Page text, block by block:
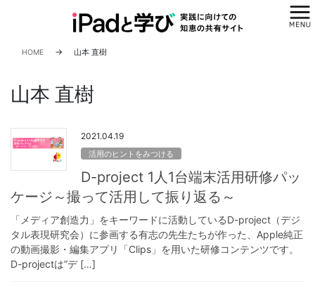
HOME 山本 直樹
山本 直樹
2021.04.19
活用のヒントをみつける
D-project 1人1台端末活用研修パッ
ケージ～撮って活用して振り返る～
「メディア創造力」をキーワードに活動しているD-project（デジ
タル表現研究会）に参画する有志の先生たちが作った、Apple純正
の動画撮影・編集アプリ「Clips」を用いた研修コンテンツです。
D-projectは”デ […]